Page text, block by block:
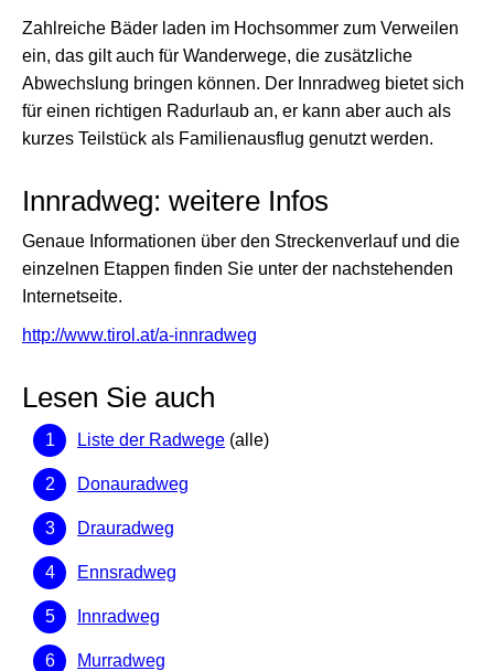
Zahlreiche Bäder laden im Hochsommer zum Verweilen
ein, das gilt auch für Wanderwege, die zusätzliche
Abwechslung bringen können. Der Innradweg bietet sich
für einen richtigen Radurlaub an, er kann aber auch als
kurzes Teilstück als Familienausflug genutzt werden.
Innradweg: weitere Infos
Genaue Informationen über den Streckenverlauf und die
einzelnen Etappen finden Sie unter der nachstehenden
Internetseite.
http://www.tirol.at/a-innradweg
Lesen Sie auch
Liste der Radwege (alle)
Donauradweg
Drauradweg
Ennsradweg
Innradweg
Murradweg